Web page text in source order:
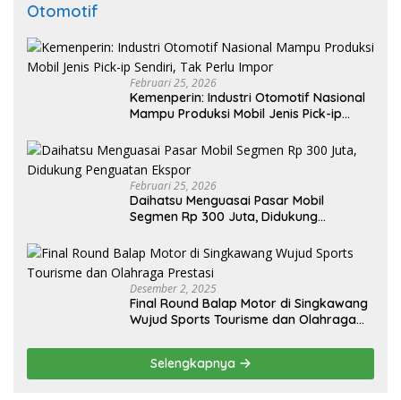
Otomotif
Februari 25, 2026
Kemenperin: Industri Otomotif Nasional
Mampu Produksi Mobil Jenis Pick-ip
Februari 25, 2026
Daihatsu Menguasai Pasar Mobil
Segmen Rp 300 Juta, Didukung
Desember 2, 2025
Final Round Balap Motor di Singkawang
Wujud Sports Tourisme dan Olahraga
Selengkapnya